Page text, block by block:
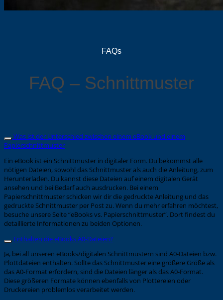
FAQs
FAQ – Schnittmuster
Was ist der Unterschied zwischen einem eBook und einem
Papierschnittmuster
Ein eBook ist ein Schnittmuster in digitaler Form. Du bekommst alle
nötigen Dateien, sowohl das Schnittmuster als auch die Anleitung, zum
Herunterladen. Du kannst diese Dateien auf einem digitalen Gerät
ansehen und bei Bedarf auch ausdrucken. Bei einem
Papierschnittmuster schicken wir dir die gedruckte Anleitung und das
gedruckte Schnittmuster per Post zu. Wenn du mehr erfahren möchtest,
besuche unsere Seite “eBooks vs. Papierschnittmuster”. Dort findest du
detaillierte Informationen zu beiden Optionen.
Enthalten die eBooks A0-Dateien?
Ja, bei all unseren eBooks/digitalen Schnittmustern sind A0-Dateien bzw.
Plottdateien enthalten. Sollte das Schnittmuster eine größere Größe als
das A0-Format erfordern, sind die Dateien länger als das A0-Format.
Diese größeren Formate können ebenfalls von Plottereien oder
Druckereien problemlos verarbeitet werden.